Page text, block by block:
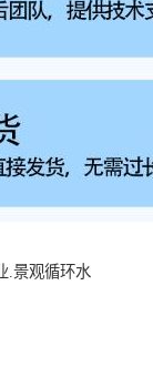
.景观循环水